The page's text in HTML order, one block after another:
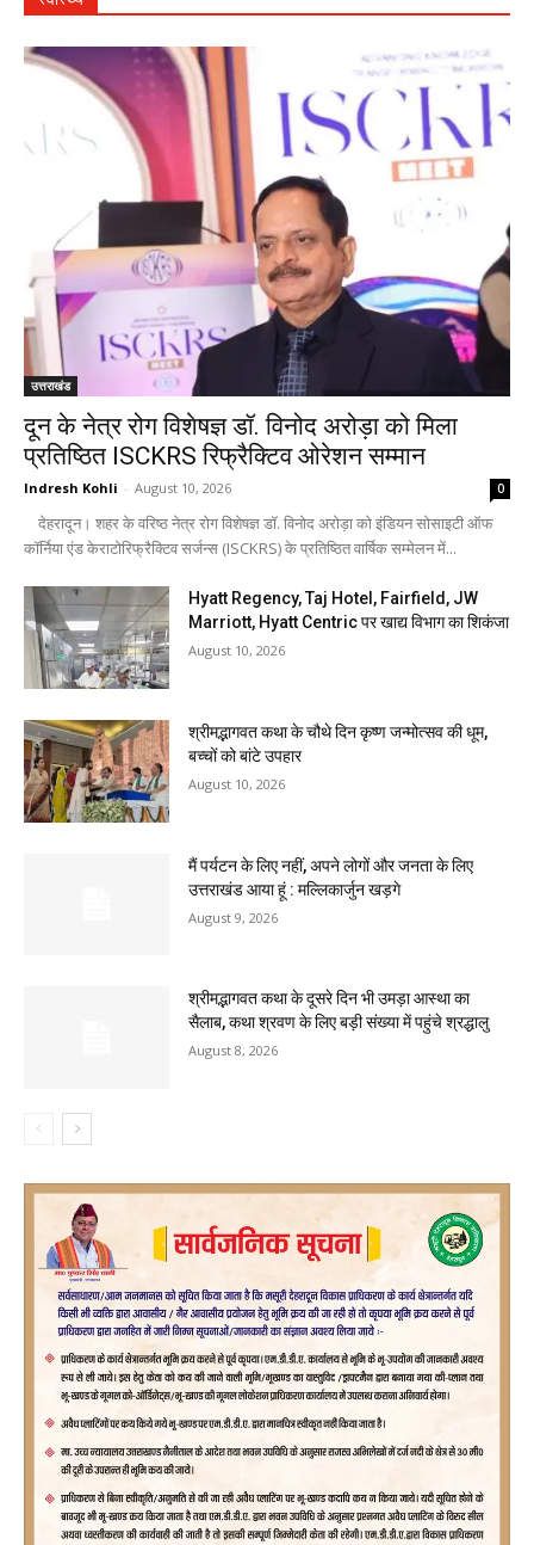
उत्तराखंड
दून के नेत्र रोग विशेषज्ञ डॉ. विनोद अरोड़ा को मिला
प्रतिष्ठित ISCKRS रिफ्रैक्टिव ओरेशन सम्मान
Indresh Kohli - August 10, 2026 0
देहरादून। शहर के वरिष्ठ नेत्र रोग विशेषज्ञ डॉ. विनोद अरोड़ा को इंडियन सोसाइटी ऑफ
कॉर्निया एंड केराटोरिफ्रैक्टिव सर्जन्स (ISCKRS) के प्रतिष्ठित वार्षिक सम्मेलन में...
Hyatt Regency, Taj Hotel, Fairfield, JW
Marriott, Hyatt Centric पर खाद्य विभाग का शिकंजा
August 10, 2026
श्रीमद्भागवत कथा के चौथे दिन कृष्ण जन्मोत्सव की धूम,
बच्चों को बांटे उपहार
August 10, 2026
मैं पर्यटन के लिए नहीं, अपने लोगों और जनता के लिए
उत्तराखंड आया हूं : मल्लिकार्जुन खड़गे
August 9, 2026
श्रीमद्भागवत कथा के दूसरे दिन भी उमड़ा आस्था का
सैलाब, कथा श्रवण के लिए बड़ी संख्या में पहुंचे श्रद्धालु
August 8, 2026